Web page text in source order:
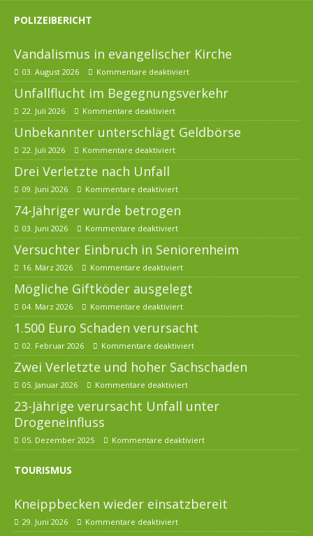
POLIZEIBERICHT
Vandalismus in evangelischer Kirche
03. August 2026 Kommentare deaktiviert
Unfallflucht im Begegnungsverkehr
22. Juli 2026 Kommentare deaktiviert
Unbekannter unterschlägt Geldbörse
22. Juli 2026 Kommentare deaktiviert
Drei Verletzte nach Unfall
09. Juni 2026 Kommentare deaktiviert
74-Jähriger wurde betrogen
03. Juni 2026 Kommentare deaktiviert
Versuchter Einbruch in Seniorenheim
16. März 2026 Kommentare deaktiviert
Mögliche Giftköder ausgelegt
04. März 2026 Kommentare deaktiviert
1.500 Euro Schaden verursacht
02. Februar 2026 Kommentare deaktiviert
Zwei Verletzte und hoher Sachschaden
05. Januar 2026 Kommentare deaktiviert
23-Jährige verursacht Unfall unter
Drogeneinfluss
05. Dezember 2025 Kommentare deaktiviert
TOURISMUS
Kneippbecken wieder einsatzbereit
29. Juni 2026 Kommentare deaktiviert